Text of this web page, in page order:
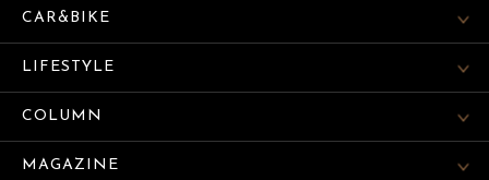
CAR&BIKE
LIFESTYLE
COLUMN
MAGAZINE